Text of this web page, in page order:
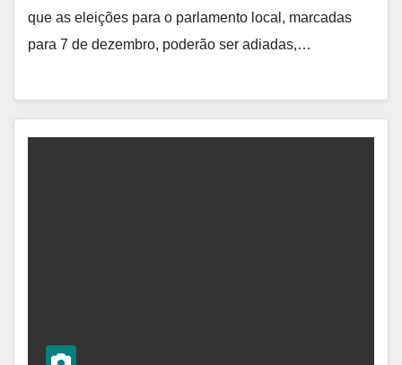
que as eleições para o parlamento local, marcadas
para 7 de dezembro, poderão ser adiadas,…